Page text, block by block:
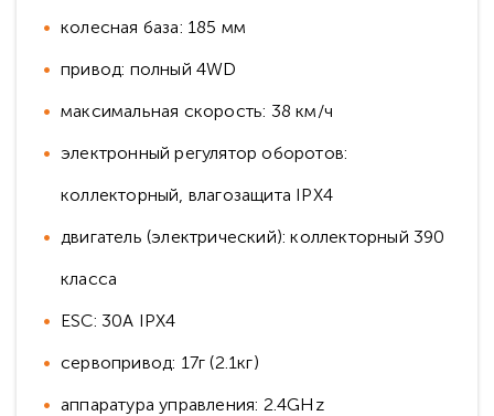
колесная база: 185 мм
привод: полный 4WD
максимальная скорость: 38 км/ч
электронный регулятор оборотов:
коллекторный, влагозащита IPX4
двигатель (электрический): коллекторный 390
класса
ESC: 30A IPX4
сервопривод: 17г (2.1кг)
аппаратура управления: 2.4GHz